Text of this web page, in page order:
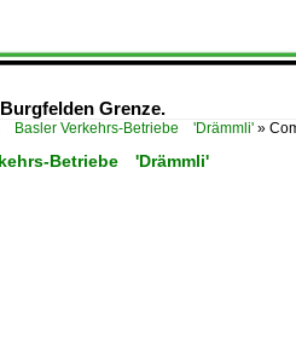
Grenze.
Basler Verkehrs-Betriebe 'Drämmli' »
Betriebe 'Drämmli'